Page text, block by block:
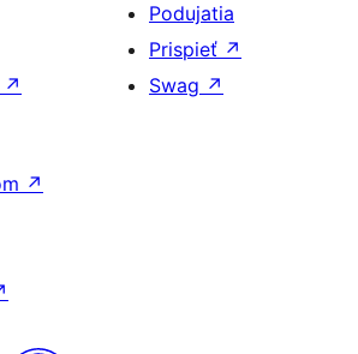
↗
Podujatia
Prispieť ↗
Swag ↗
↗